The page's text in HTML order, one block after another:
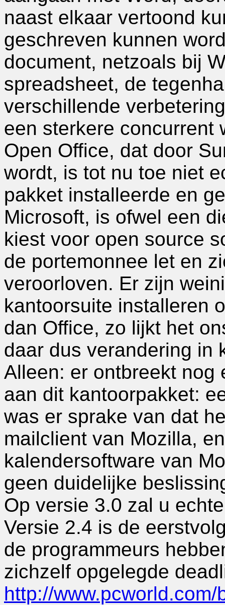
naast elkaar vertoond
geschreven kunnen
document, netzoals bij
spreadsheet, de
verschillende
een sterkere concurrent
Open Office, dat door
wordt, is tot nu toe niet
pakket installeerde en
Microsoft, is ofwel een
kiest voor open source
de portemonnee let en
veroorloven. Er zijn
kantoorsuite installeren
dan Office, zo lijkt het
daar dus verandering in
Alleen: er ontbreekt nog
aan dit kantoorpakket:
was er sprake van dat
mailclient van Mozilla,
kalendersoftware van
geen duidelijke
Op versie 3.0 zal u
Versie 2.4 is de
de programmeurs
zichzelf opgelegde
http://